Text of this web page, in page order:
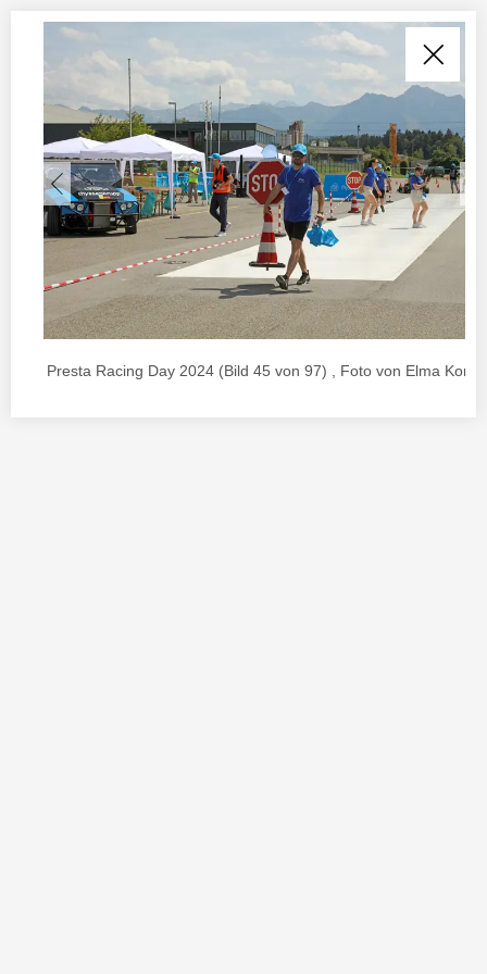
Presta Racing Day 2024 (Bild 45 von 97) , Foto von Elma Korac